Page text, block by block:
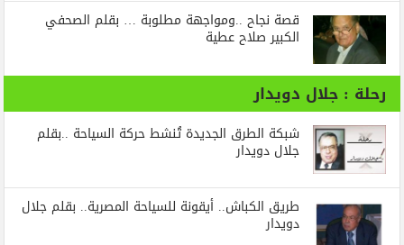
قصة نجاح ..ومواجهة مطلوبة … بقلم الصحفي
الكبير صلاح عطية
رحلة : جلال دويدار
شبكة الطرق الجديدة تُنشط حركة السياحة ..بقلم
جلال دويدار
طريق الكباش.. أيقونة للسياحة المصرية.. بقلم جلال
دويدار